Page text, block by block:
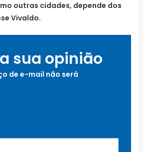
outras cidades, depende dos
Vivaldo.
sua opinião
de e-mail não será